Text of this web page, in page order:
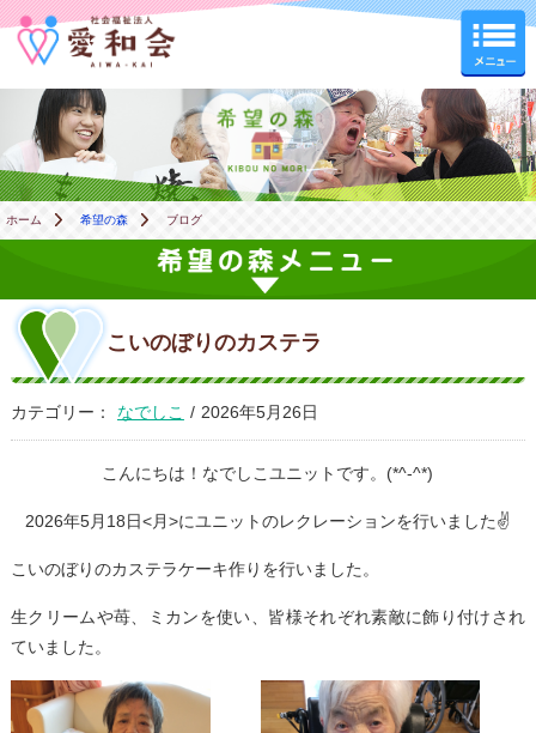
希望の森
ホーム 希望の森 ブログ
こいのぼりのカステラ
カテゴリー： なでしこ / 2026年5月26日
こんにちは！なでしこユニットです。(*^-^*)
2026年5月18日<月>にユニットのレクレーションを行いました✌
こいのぼりのカステラケーキ作りを行いました。
生クリームや苺、ミカンを使い、皆様それぞれ素敵に飾り付けされ
ていました。